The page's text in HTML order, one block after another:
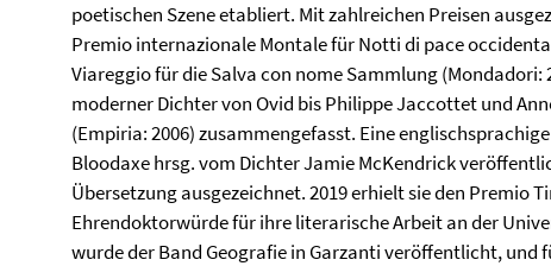
poetischen Szene etabliert. Mit zahlreichen Preisen
Premio internazionale Montale für Notti di pace
Viareggio für die Salva con nome Sammlung (Mondadori:
moderner Dichter von Ovid bis Philippe Jaccottet und
(Empiria: 2006) zusammengefasst. Eine
Bloodaxe hrsg. vom Dichter Jamie McKendrick
Übersetzung ausgezeichnet. 2019 erhielt sie den Premio
Ehrendoktorwürde für ihre literarische Arbeit an der
wurde der Band Geografie in Garzanti veröffentlicht, und